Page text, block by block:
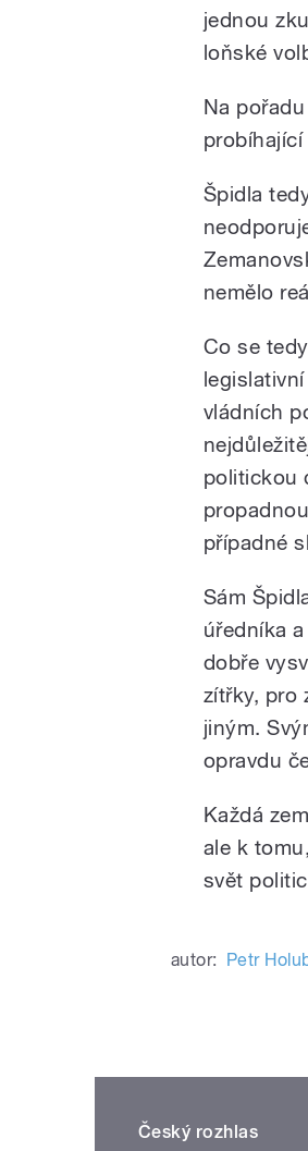
jednou
loňské
Na
Špidla
nemělo
Co se
vládních
politickou
případné
Sám
úředníka
dobře
zítřky, pro
jiným.
opravdu
Každá
ale k
svět
autor: Petr
Český rozhlas